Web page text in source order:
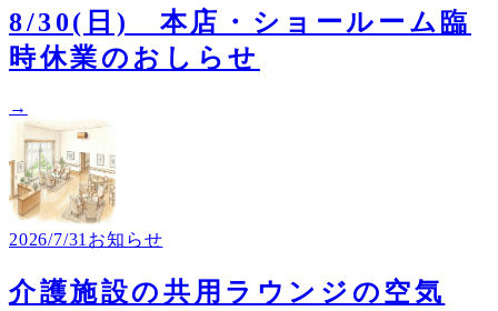
8/30(日) 本店・ショールーム臨
時休業のおしらせ
→
2026/7/31 お知らせ
介護施設の共用ラウンジの空気